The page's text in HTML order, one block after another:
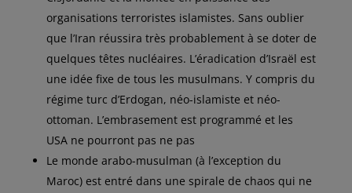
organisations terroristes islamistes. Sans oublier
que l’Iran réussira très probablement à se doter de
quelques têtes nucléaires. L’éradication d’Israël est
une idée fixe de tous les musulmans. Y compris du
régime turc d’Erdogan, néo-islamiste et néo-
ottoman. L’embrasement est programmé et les
USA ne pourront pas ne pas
Le monde arabo-musulman (à l’exception du
Maroc) est entré dans une spirale de chaos qui ne